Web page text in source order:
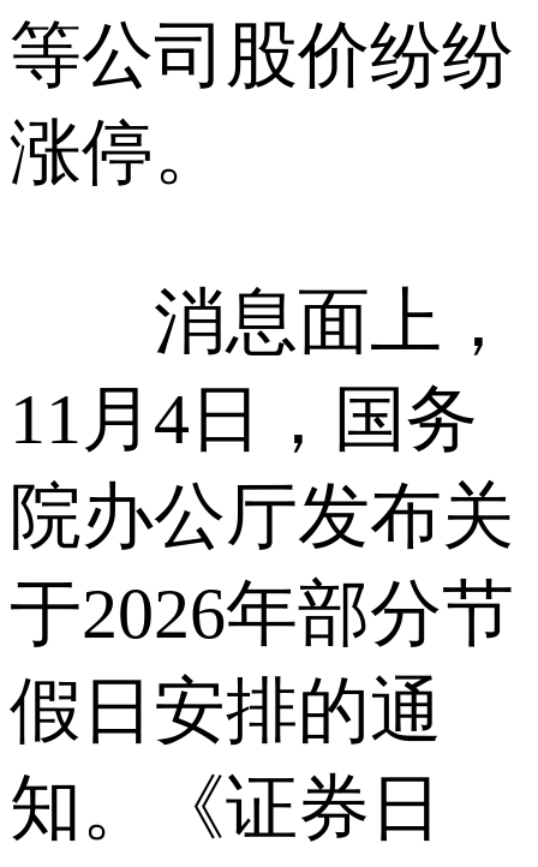
等公司股价纷纷
涨停。
消息面上，
11月4日，国务
院办公厅发布关
于2026年部分节
假日安排的通
知。《证券日